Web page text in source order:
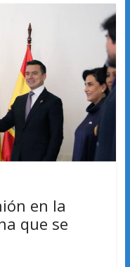
en la
que se